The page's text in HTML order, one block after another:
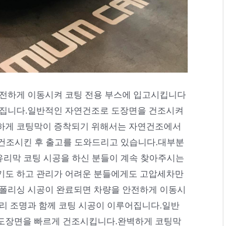
하게 이동시켜 코팅 전용 부스에 입고시킵니다
니다.일반적인 자연건조로 도장면을 건조시켜
코팅막이 증착되기 위해서는 자연건조에서
시킨 후 출고를 도와드리고 있습니다.대부분
막 코팅 시공을 하신 분들이 계속 찾아주시는
하고 관리가 어려운 분들에게도 고압세차만
리싱 시공이 완료되면 차량을 안전하게 이동시
조명과 함께 코팅 시공이 이루어집니다.일반
면을 빠르게 건조시킵니다.완벽하게 코팅막